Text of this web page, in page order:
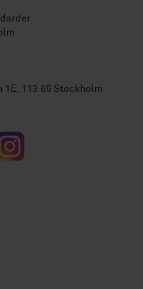
1E, 113 65 Stockholm